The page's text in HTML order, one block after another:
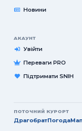
Новини
АКАУНТ
Увійти
Переваги PRO
Підтримати SNIH
ПОТОЧНИЙ КУРОРТ
ДрагобратПогода